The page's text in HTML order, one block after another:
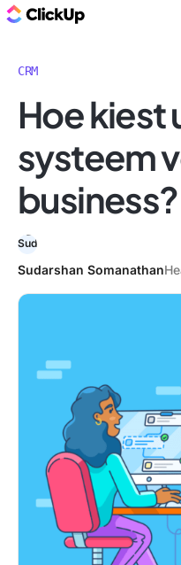
CRM
Hoe kiest
systeem
business?
Sudarshan Somanathan